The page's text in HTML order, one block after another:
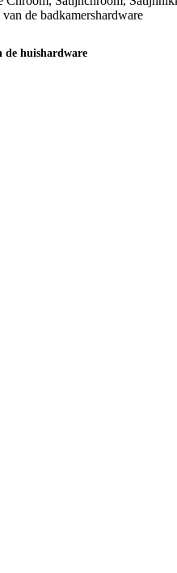
de badkamershardware
de huishardware